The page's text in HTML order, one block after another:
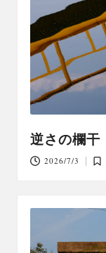
逆さの欄干
2026/7/3